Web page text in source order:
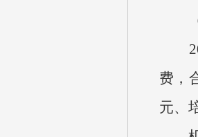
（
费，
元、